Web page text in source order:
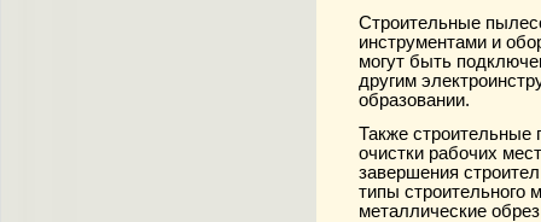
Строительные
инструментами и
могут быть
другим
образовании.
Также
очистки рабочих
завершения
типы строительного
металлические